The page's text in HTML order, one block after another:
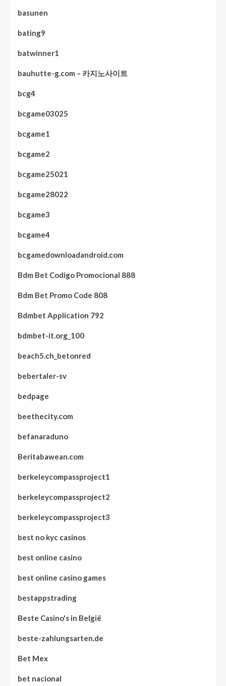
basunen
bating9
batwinner1
bauhutte-g.com – 카지노사이트
bcg4
bcgame03025
bcgame1
bcgame2
bcgame25021
bcgame28022
bcgame3
bcgame4
bcgamedownloadandroid.com
Bdm Bet Codigo Promocional 888
Bdm Bet Promo Code 808
Bdmbet Application 792
bdmbet-it.org_100
beach5.ch_betonred
bebertaler-sv
bedpage
beethecity.com
befanaraduno
Beritabawean.com
berkeleycompassproject1
berkeleycompassproject2
berkeleycompassproject3
best no kyc casinos
best online casino
best online casino games
bestappstrading
Beste Casino's in België
beste-zahlungsarten.de
Bet Mex
bet nacional